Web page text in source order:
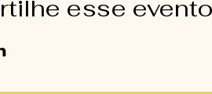
esse evento